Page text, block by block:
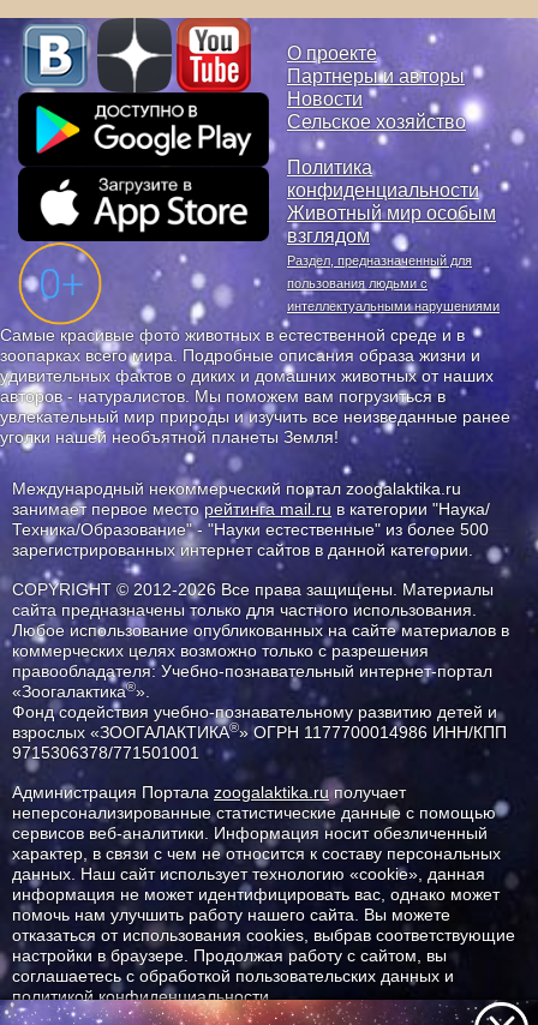
О проекте
Партнеры и авторы
Новости
Сельское хозяйство
Политика
конфиденциальности
Животный мир особым
взглядом
Раздел, предназначенный для
пользования людьми с
интеллектуальными нарушениями
Самые красивые фото животных в естественной среде и в
зоопарках всего мира. Подробные описания образа жизни и
удивительных фактов о диких и домашних животных от наших
авторов - натуралистов. Мы поможем вам погрузиться в
увлекательный мир природы и изучить все неизведанные ранее
уголки нашей необъятной планеты Земля!
Международный некоммерческий портал zoogalaktika.ru
занимает первое месторейтинга mail.ru в категории "Наука/
Техника/Образование" - "Науки естественные" из более 500
зарегистрированных интернет сайтов в данной категории.
COPYRIGHT © 2012-2026 Все права защищены. Материалы
сайта предназначены только для частного использования.
Любое использование опубликованных на сайте материалов в
коммерческих целях возможно только с разрешения
правообладателя: Учебно-познавательный интернет-портал
«Зоогалактика®».
Фонд содействия учебно-познавательному развитию детей и
взрослых «ЗООГАЛАКТИКА®» ОГРН 1177700014986 ИНН/КПП
9715306378/771501001
Администрация Портала zoogalaktika.ruполучает
неперсонализированные статистические данные с помощью
сервисов веб-аналитики. Информация носит обезличенный
характер, в связи с чем не относится к составу персональных
данных. Наш сайт использует технологию «cookie», данная
информация не может идентифицировать вас, однако может
помочь нам улучшить работу нашего сайта. Вы можете
отказаться от использования cookies, выбрав соответствующие
настройки в браузере. Продолжая работу с сайтом, вы
соглашаетесь с обработкой пользовательских данных и
политикой конфиденциальности.